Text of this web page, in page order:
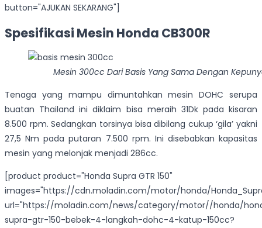
button="AJUKAN SEKARANG"]
Spesifikasi Mesin Honda CB300R
Mesin 300cc Dari Basis Yang Sama Dengan
Tenaga yang mampu dimuntahkan mesin DOHC serupa
buatan Thailand ini diklaim bisa meraih 31Dk pada kisaran
8.500 rpm. Sedangkan torsinya bisa dibilang cukup ‘gila’ yakni
27,5 Nm pada putaran 7.500 rpm. Ini disebabkan kapasitas
mesin yang melonjak menjadi 286cc.
[product product="Honda Supra GTR 150"
images="https://cdn.moladin.com/motor/honda/
url="https://moladin.com/news/category/motor//honda/
supra-gtr-150-bebek-4-langkah-dohc-4-katup-150cc?